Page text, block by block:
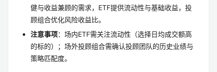
健与收益兼顾的需求，ETF提供流动性与基础收益，投
顾组合优化风险收益比。
注意事项：场内ETF需关注流动性（选择日均成交额高
的标的）；场外投顾组合需确认投顾团队的历史业绩与
策略匹配度。